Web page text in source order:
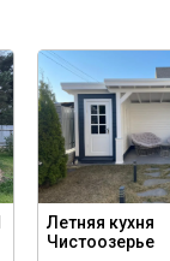
Летняя кухня
Чистоозерье